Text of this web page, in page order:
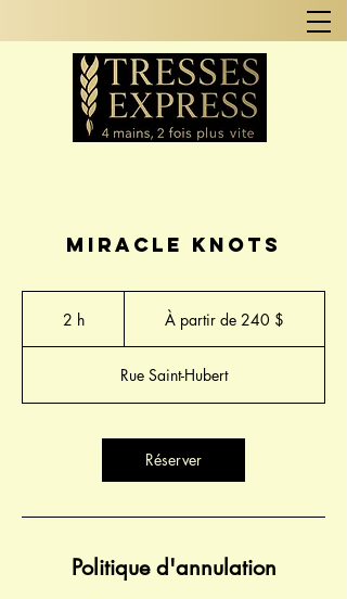
MIRACLE Knots
2 h
canadiens
À partir de 240 $
Rue Saint-Hubert
Réserver
Politique d'annulation